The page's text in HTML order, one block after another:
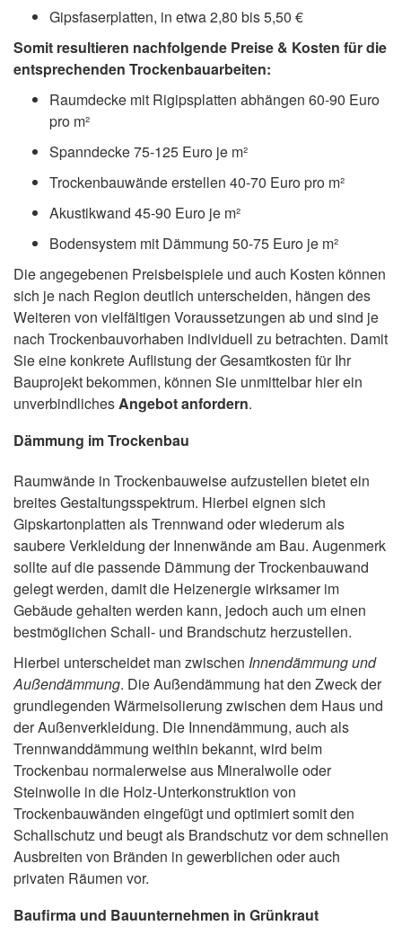
Gipsfaserplatten, in etwa 2,80 bis 5,50 €
Somit resultieren nachfolgende Preise & Kosten für die
entsprechenden Trockenbauarbeiten:
Raumdecke mit Rigipsplatten abhängen 60-90 Euro
pro m²
Spanndecke 75-125 Euro je m²
Trockenbauwände erstellen 40-70 Euro pro m²
Akustikwand 45-90 Euro je m²
Bodensystem mit Dämmung 50-75 Euro je m²
Die angegebenen Preisbeispiele und auch Kosten können
sich je nach Region deutlich unterscheiden, hängen des
Weiteren von vielfältigen Voraussetzungen ab und sind je
nach Trockenbauvorhaben individuell zu betrachten. Damit
Sie eine konkrete Auflistung der Gesamtkosten für Ihr
Bauprojekt bekommen, können Sie unmittelbar hier ein
unverbindlichesAngebot anfordern.
Dämmung im Trockenbau
Raumwände in Trockenbauweise aufzustellen bietet ein
breites Gestaltungsspektrum. Hierbei eignen sich
Gipskartonplatten als Trennwand oder wiederum als
saubere Verkleidung der Innenwände am Bau. Augenmerk
sollte auf die passende Dämmung der Trockenbauwand
gelegt werden, damit die Heizenergie wirksamer im
Gebäude gehalten werden kann, jedoch auch um einen
bestmöglichen Schall- und Brandschutz herzustellen.
Hierbei unterscheidet man zwischen Innendämmung und
Außendämmung. Die Außendämmung hat den Zweck der
grundlegenden Wärmeisolierung zwischen dem Haus und
der Außenverkleidung. Die Innendämmung, auch als
Trennwanddämmung weithin bekannt, wird beim
Trockenbau normalerweise aus Mineralwolle oder
Steinwolle in die Holz-Unterkonstruktion von
Trockenbauwänden eingefügt und optimiert somit den
Schallschutz und beugt als Brandschutz vor dem schnellen
Ausbreiten von Bränden in gewerblichen oder auch
privaten Räumen vor.
Baufirma und Bauunternehmen in Grünkraut